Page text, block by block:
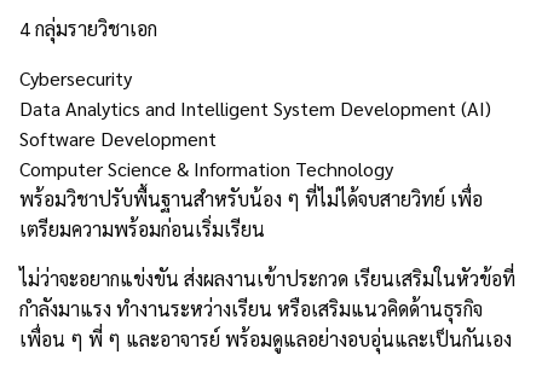
4กลุ่มรายวิชาเอก
Cybersecurity
Data Analytics and Intelligent System Development (AI)
Software Development
Computer Science & Information Technology
พร้อมวิชาปรับพื้นฐานสำหรับน้อง ๆ ที่ไม่ได้จบสายวิทย์ เพื่อ
เตรียมความพร้อมก่อนเริ่มเรียน
ไม่ว่าจะอยากแข่งขัน ส่งผลงานเข้าประกวด เรียนเสริมในหัวข้อที่
กำลังมาแรง ทำงานระหว่างเรียน หรือเสริมแนวคิดด้านธุรกิจ
เพื่อน ๆ พี่ ๆ และอาจารย์ พร้อมดูแลอย่างอบอุ่นและเป็นกันเอง